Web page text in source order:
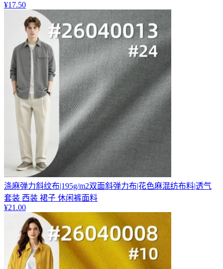
¥17.50
涤麻弹力斜纹布|195g/m2双面斜弹力布|花色麻混纺布料|透气
套装 西装 裙子 休闲裤面料
¥21.00